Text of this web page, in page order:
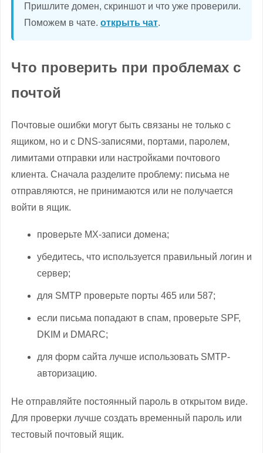
Пришлите домен, скриншот и что уже проверили.
Поможем в чате. открыть чат.
Что проверить при проблемах с
почтой
Почтовые ошибки могут быть связаны не только с
ящиком, но и с DNS-записями, портами, паролем,
лимитами отправки или настройками почтового
клиента. Сначала разделите проблему: письма не
отправляются, не принимаются или не получается
войти в ящик.
проверьте MX-записи домена;
убедитесь, что используется правильный логин и
сервер;
для SMTP проверьте порты 465 или 587;
если письма попадают в спам, проверьте SPF,
DKIM и DMARC;
для форм сайта лучше использовать SMTP-
авторизацию.
Не отправляйте постоянный пароль в открытом виде.
Для проверки лучше создать временный пароль или
тестовый почтовый ящик.